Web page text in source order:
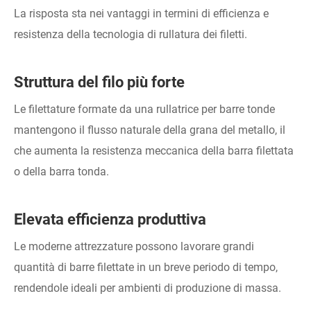
La risposta sta nei vantaggi in termini di efficienza e
resistenza della tecnologia di rullatura dei filetti.
Struttura del filo più forte
Le filettature formate da una rullatrice per barre tonde
mantengono il flusso naturale della grana del metallo, il
che aumenta la resistenza meccanica della barra filettata
o della barra tonda.
Elevata efficienza produttiva
Le moderne attrezzature possono lavorare grandi
quantità di barre filettate in un breve periodo di tempo,
rendendole ideali per ambienti di produzione di massa.